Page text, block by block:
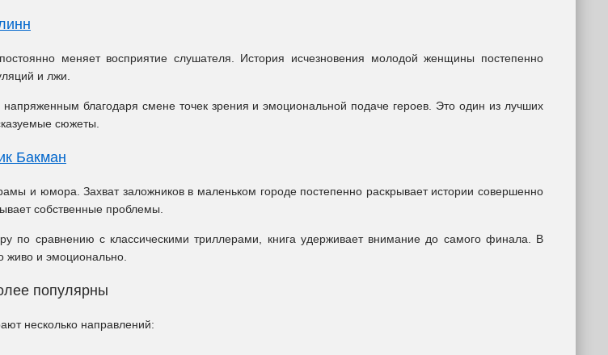
постоянно меняет восприятие слушателя. История исчезновения молодой женщины постепенно
и лжи.
благодаря смене точек зрения и эмоциональной подаче героев. Это один из лучших
сюжеты.
Бакман
и юмора. Захват заложников в маленьком городе постепенно раскрывает истории совершенно
собственные проблемы.
по сравнению с классическими триллерами, книга удерживает внимание до самого финала. В
живо и эмоционально.
популярны
несколько направлений: